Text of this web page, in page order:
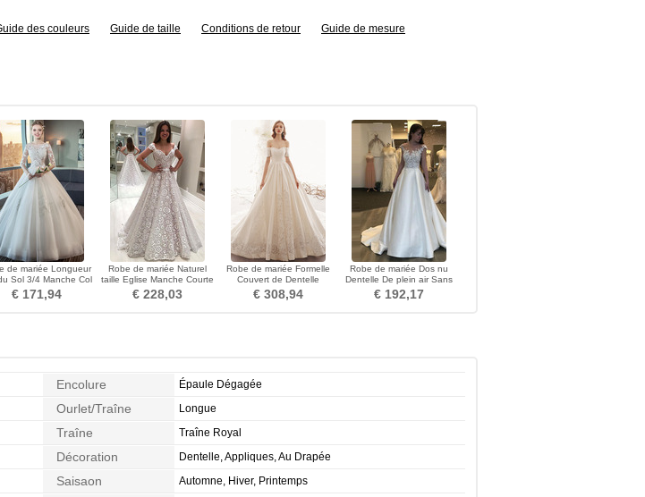
des couleurs Guide de taille Conditions de retour Guide de mesure
de mariée Longueur
Sol 3/4 Manche Col
Bateau Printemps
€ 171,94
Robe de mariée Naturel
taille Eglise Manche Courte
Manche de T-shirt
€ 228,03
Robe de mariée Formelle
Couvert de Dentelle
Manche de T-shirt Manche
Courte
€ 308,94
Robe de mariée Dos nu
Dentelle De plein air Sans
Manches Formelle
€ 192,17
Encolure Épaule Dégagée
Ourlet/Traîne Longue
Traîne Traîne Royal
Décoration Dentelle, Appliques, Au Drapée
Saisaon Automne, Hiver, Printemps